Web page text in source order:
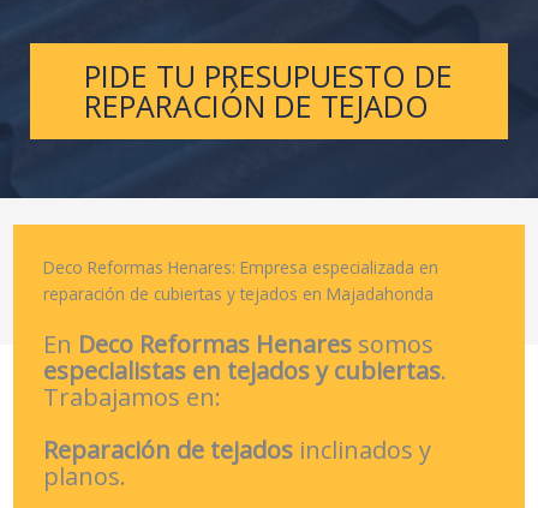
PIDE TU PRESUPUESTO DE
REPARACIÓN DE TEJADO
Deco Reformas Henares: Empresa especializada en
reparación de cubiertas y tejados en Majadahonda
En Deco Reformas Henares somos
especialistas en tejados y cubiertas.
Trabajamos en:
Reparación de tejados inclinados y
planos.